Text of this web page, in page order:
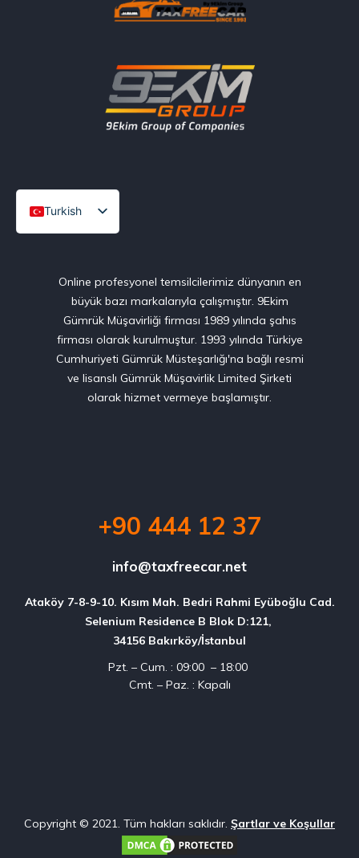
Turkish
English
Online profesyonel temsilcilerimiz dünyanın en
büyük bazı markalarıyla çalışmıştır. 9Ekim
Gümrük Müşavirliği firması 1989 yılında şahıs
firması olarak kurulmuştur. 1993 yılında Türkiye
Cumhuriyeti Gümrük Müsteşarlığı'na bağlı resmi
ve lisanslı Gümrük Müşavirlik Limited Şirketi
olarak hizmet vermeye başlamıştır.
+90 444 12 37
info@taxfreecar.net
Ataköy 7-8-9-10. Kısım Mah. Bedri Rahmi Eyüboğlu Cad.
Selenium Residence B Blok D:121,
34156 Bakırköy/İstanbul
Pzt. – Cum. : 09:00 – 18:00
Cmt. – Paz. : Kapalı
Copyright © 2021. Tüm hakları saklıdır. Şartlar ve Koşullar